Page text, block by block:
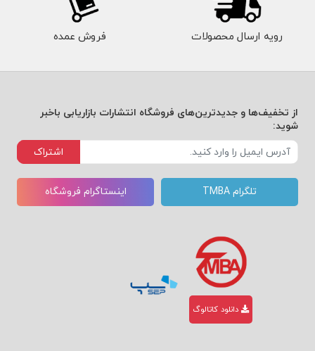
رویه ارسال محصولات فروش عمده
از تخفیف‌ها و جدیدترین‌های فروشگاه انتشارات بازاریابی باخبر
شوید:
اشتراک
تلگرام TMBA اینستاگرام فروشگاه
دانلود کاتالوگ